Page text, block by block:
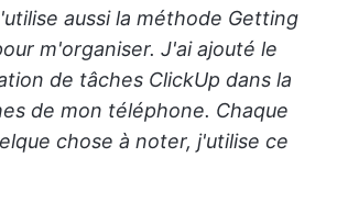
aussi la méthode Getting
m'organiser. J'ai ajouté le
de tâches ClickUp dans la
de mon téléphone. Chaque
chose à noter, j'utilise ce